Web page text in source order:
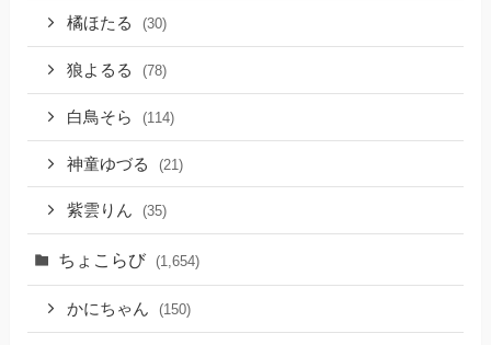
橘ほたる (30)
狼よるる (78)
白鳥そら (114)
神童ゆづる (21)
紫雲りん (35)
ちょこらび (1,654)
かにちゃん (150)